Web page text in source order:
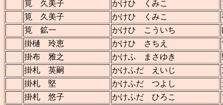
筧 久美子 かけひ くみこ
筧 久美子
かけひ くみこ
筧 鉱一
かけひ こういち
掛樋 玲恵
かけひ さちえ
掛布 雅之
かけふ まさゆき
掛札 英嗣
かけふだ えいじ
掛札 堅
かけふだ つよし
掛札 悠子
かけふだ ひろこ